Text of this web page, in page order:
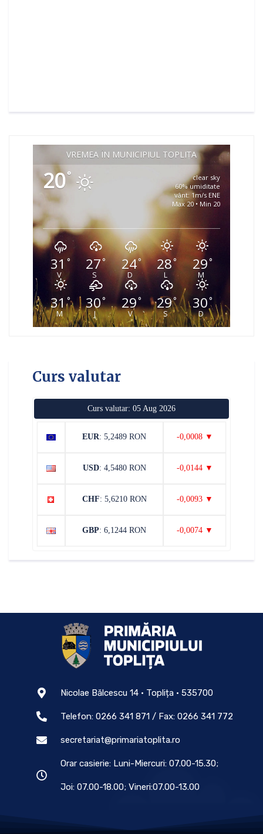
VREMEA ÎN MUNICIPIUL TOPLIȚA
20°
clear sky
60% umiditate
vânt: 1m/s ENE
Max 20 • Min 20
31 °
V
27°
S
24°
D
28°
L
29°
M
31°
M
30°
J
29°
V
29°
S
30°
D
Curs valutar
Curs valutar: 05 Aug 2026
EUR: 5,2489 RON -0,0008 ▼
USD: 4,5480 RON -0,0144 ▼
CHF: 5,6210 RON -0,0093 ▼
GBP: 6,1244 RON -0,0074 ▼
Nicolae Bălcescu 14 • Toplița • 535700
Telefon: 0266 341 871 / Fax: 0266 341 772
secretariat@primariatoplita.ro
Orar casierie: Luni-Miercuri: 07.00-15.30;
Joi: 07.00-18.00; Vineri:07.00-13.00